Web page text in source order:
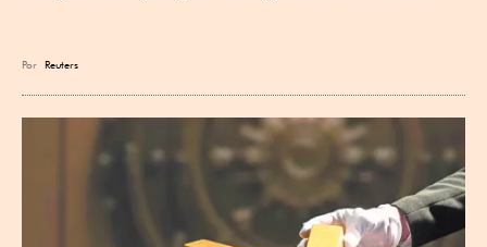
Por Reuters